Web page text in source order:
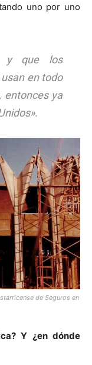
uno por uno
y que los
en todo
entonces ya
de Seguros en
Y ¿en dónde